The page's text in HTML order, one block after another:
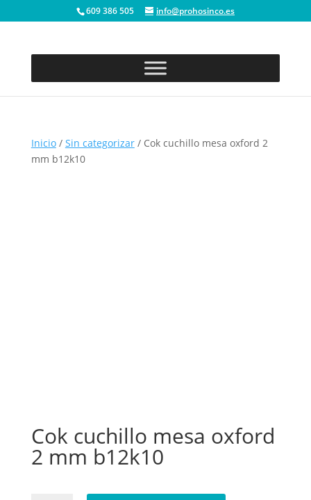
609 386 505 info@prohosinco.es
Inicio/ Sin categorizar/ Cok cuchillo mesa oxford 2
mm b12k10
Cok cuchillo mesa oxford
2 mm b12k10